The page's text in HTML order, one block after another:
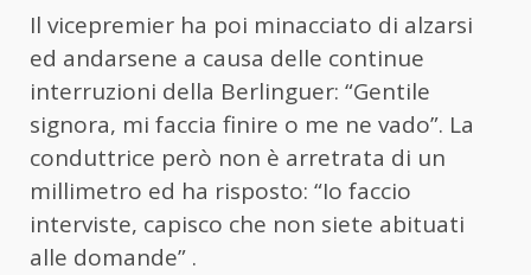
Il vicepremier ha poi minacciato di alzarsi
ed andarsene a causa delle continue
interruzioni della Berlinguer: “Gentile
signora, mi faccia finire o me ne vado”. La
conduttrice però non è arretrata di un
millimetro ed ha risposto: “Io faccio
interviste, capisco che non siete abituati
alle domande” .